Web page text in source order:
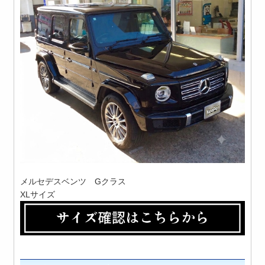
メルセデスベンツ Gクラス
XLサイズ